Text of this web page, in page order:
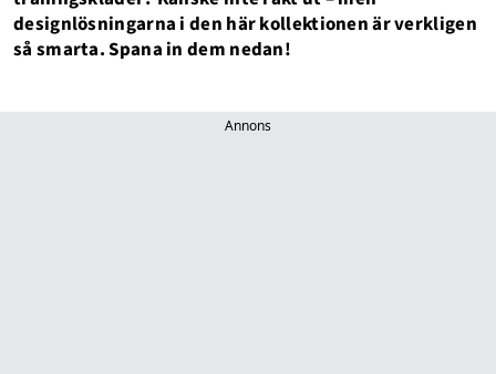
designlösningarna i den här kollektionen är verkligen
så smarta. Spana in dem nedan!
Annons